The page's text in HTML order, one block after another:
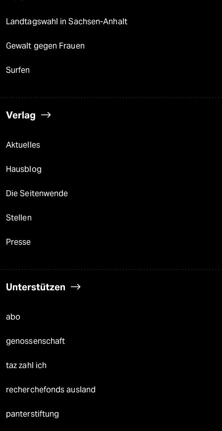
Landtagswahl in Sachsen-Anhalt
Gewalt gegen Frauen
Surfen
Verlag
Aktuelles
Hausblog
Die Seitenwende
Stellen
Presse
Unterstützen
abo
genossenschaft
taz zahl ich
recherchefonds ausland
panterstiftung